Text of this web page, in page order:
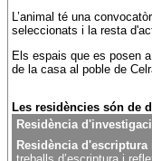
L’animal té una
seleccionats i la resta
Els espais que es posen
de la casa al poble de
Les residències són de
Residència
Residència d'escriptura